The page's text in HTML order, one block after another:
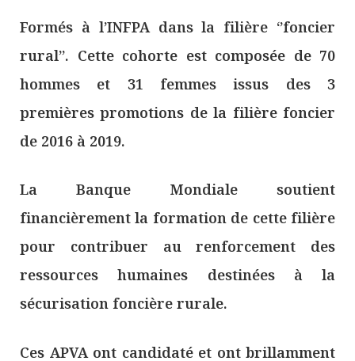
Formés à l’INFPA dans la filière ‘’foncier
rural’’. Cette cohorte est composée de 70
hommes et 31 femmes issus des 3
premières promotions de la filière foncier
de 2016 à 2019.
La Banque Mondiale soutient
financièrement la formation de cette filière
pour contribuer au renforcement des
ressources humaines destinées à la
sécurisation foncière rurale.
Ces APVA ont candidaté et ont brillamment